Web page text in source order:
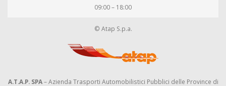
09:00 – 18:00
© Atap S.p.a.
A.T.A.P. SPA– Azienda Trasporti Automobilistici Pubblici delle Province di